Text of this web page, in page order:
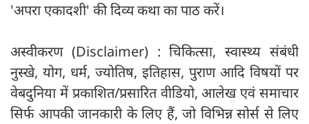
'अपरा एकादशी' की दिव्य कथा का पाठ करें।
अस्वीकरण (Disclaimer) : चिकित्सा, स्वास्थ्य संबंधी
नुस्खे, योग, धर्म, ज्योतिष, इतिहास, पुराण आदि विषयों पर
वेबदुनिया में प्रकाशित/प्रसारित वीडियो, आलेख एवं समाचार
सिर्फ आपकी जानकारी के लिए हैं, जो विभिन्न सोर्स से लिए